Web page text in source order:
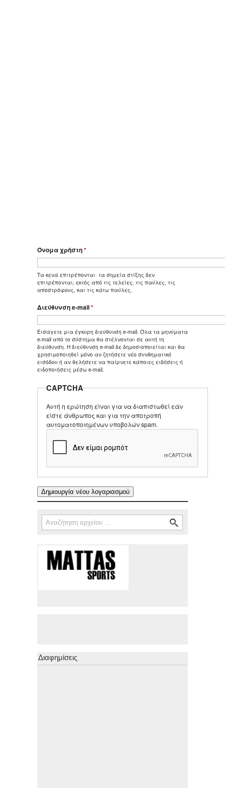
Όνομα χρήστη*
Τα κενά επιτρέπονται· τα σημεία στίξης δεν
επιτρέπονται, εκτός από τις τελείες, τις παύλες, τις
αποστρόφους, και τις κάτω παύλες.
Διεύθυνση e-mail*
Εισάγετε μια έγκυρη διεύθυνση e-mail. Όλα τα μηνύματα
e-mail από το σύστημα θα στέλνονται σε αυτή τη
διεύθυνση. Η διεύθυνση e-mail δε δημοσιοποιείται και θα
χρησιμοποιηθεί μόνο αν ζητήσετε νέο συνθηματικό
εισόδου ή αν θελήσετε να παίρνετε κάποιες ειδήσεις ή
ειδοποιήσεις μέσω e-mail.
CAPTCHA
Αυτή η ερώτηση είναι για να διαπιστωθεί εάν
είστε άνθρωπος και για την αποτροπή
αυτοματοποιημένων υποβολών spam.
Φόρμα αναζήτησης
Αναζήτηση
Διαφημίσεις